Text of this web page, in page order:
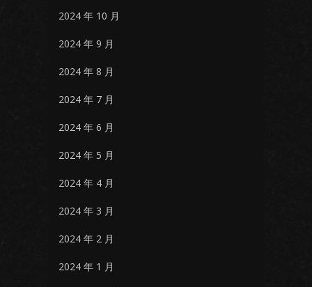
2024 年 10 月
2024 年 9 月
2024 年 8 月
2024 年 7 月
2024 年 6 月
2024 年 5 月
2024 年 4 月
2024 年 3 月
2024 年 2 月
2024 年 1 月